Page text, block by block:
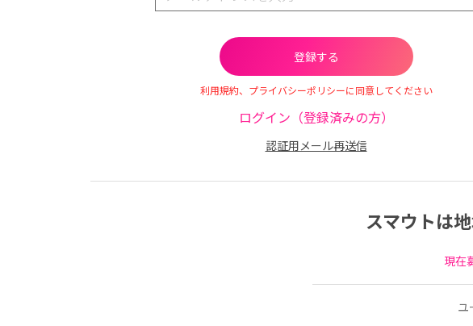
利用規約、プライバシーポリシーに同意してください
ログイン（登録済みの方）
認証用メール再送信
スマウトは
現在
ユ